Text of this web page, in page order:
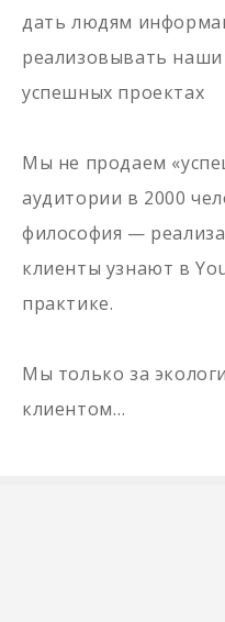
дать людям
реализовывать
успешных проектах
Мы не продаем
аудитории в 2000
философия —
клиенты узнают в
практике.
Мы только за
клиентом…